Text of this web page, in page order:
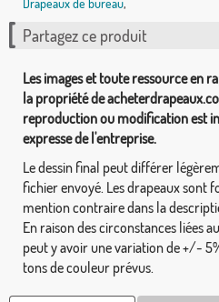
Partagez ce produit
Les images et toute ressource en
la propriété de
reproduction ou modification est
expresse de l'entreprise.
Le dessin final peut différer
fichier envoyé. Les drapeaux sont
mention contraire dans la
En raison des circonstances liées
peut y avoir une variation de +/-
tons de couleur prévus.